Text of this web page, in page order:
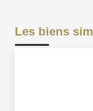
Les biens